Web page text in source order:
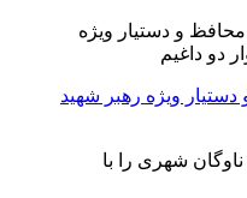
ویژه رهبر شهید